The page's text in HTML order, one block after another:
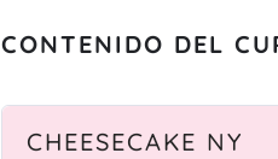
CONTENIDO DEL
CHEESECAKE NY